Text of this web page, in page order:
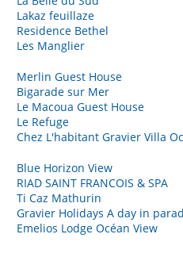
Lakaz feuillaze
Residence Bethel
Les Manglier
Merlin Guest House
Bigarade sur Mer
Le Macoua Guest House
Le Refuge
Chez L'habitant Gravier Villa
Blue Horizon View
RIAD SAINT FRANCOIS & SPA
Ti Caz Mathurin
Gravier Holidays A day in
Emelios Lodge Océan View